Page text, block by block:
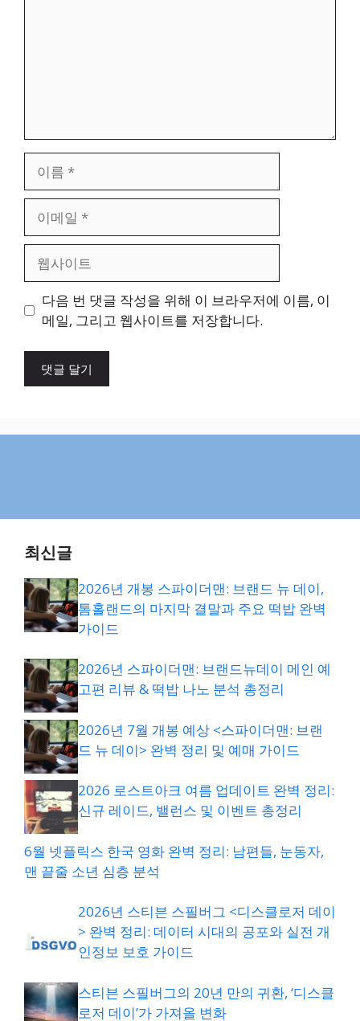
일
트
다음 번 댓글 작성을 위해 이 브라우저에 이름, 이
메일, 그리고 웹사이트를 저장합니다.
최신글
2026년 개봉 스파이더맨: 브랜드 뉴 데이,
톰홀랜드의 마지막 결말과 주요 떡밥 완벽
가이드
2026년 스파이더맨: 브랜드뉴데이 메인 예
고편 리뷰 & 떡밥 나노 분석 총정리
2026년 7월 개봉 예상 <스파이더맨: 브랜
드 뉴 데이> 완벽 정리 및 예매 가이드
2026 로스트아크 여름 업데이트 완벽 정리:
신규 레이드, 밸런스 및 이벤트 총정리
6월 넷플릭스 한국 영화 완벽 정리: 남편들, 눈동자,
맨 끝줄 소년 심층 분석
2026년 스티븐 스필버그 <디스클로저 데이
> 완벽 정리: 데이터 시대의 공포와 실전 개
인정보 보호 가이드
스티븐 스필버그의 20년 만의 귀환, ‘디스클
로저 데이’가 가져올 변화